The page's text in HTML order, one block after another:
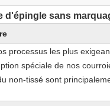
d'épingle sans
processus les plus
spéciale de nos
non-tissé sont